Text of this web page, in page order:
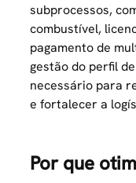
subprocessos,
combustível,
pagamento de
gestão do perfil
necessário para
e fortalecer a
Por que